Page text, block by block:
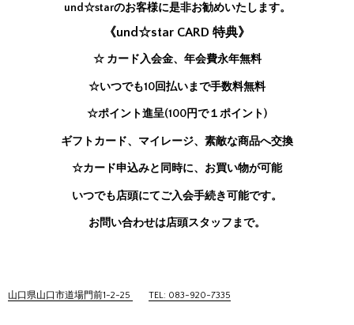
und☆starのお客様に是非お勧めいたします。
《und☆star CARD 特典》
☆ カード入会金、年会費永年無料
☆いつでも10回払いまで手数料無料
☆ポイント進呈(100円で１ポイント)
ギフトカード、マイレージ、素敵な商品へ交換
☆カード申込みと同時に、お買い物が可能
いつでも店頭にてご入会手続き可能です。
お問い合わせは店頭スタッフまで。
山口県山口市道場門前1-2-25 TEL: 083-920-7335